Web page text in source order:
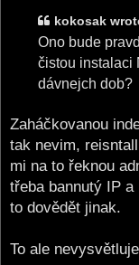
kokosak
Ono bude
čistou instalaci
dávnejch dob?
Zaháčkovanou
tak nevim,
mi na to řeknou
třeba bannutý IP
to dovědět jinak.
To ale